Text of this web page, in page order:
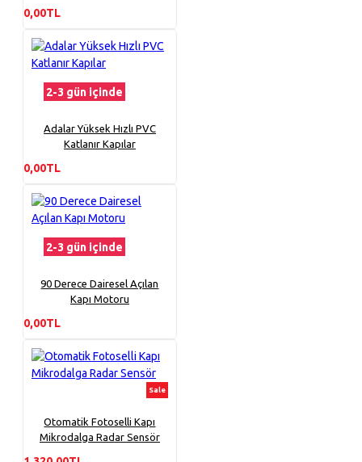
0,00TL
2-3 gün içinde
Adalar Yüksek Hızlı PVC
Katlanır Kapılar
0,00TL
2-3 gün içinde
90 Derece Dairesel Açılan
Kapı Motoru
0,00TL
Sale
Otomatik Fotoselli Kapı
Mikrodalga Radar Sensör